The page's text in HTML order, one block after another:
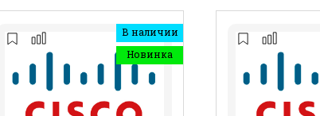
В наличии
Новинка